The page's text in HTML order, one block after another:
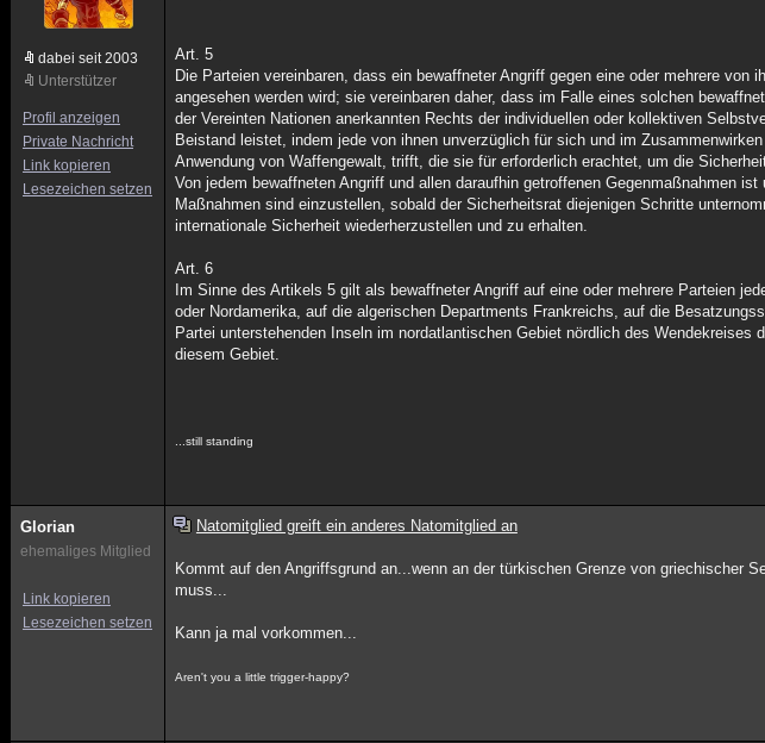
dabei seit 2003
Unterstützer
Profil anzeigen
Private Nachricht
Link kopieren
Lesezeichen setzen
Art. 5
Die Parteien vereinbaren, dass ein bewaffneter Angriff gegen eine oder mehrere von
angesehen werden wird; sie vereinbaren daher, dass im Falle eines solchen
der Vereinten Nationen anerkannten Rechts der individuellen oder kollektiven
Beistand leistet, indem jede von ihnen unverzüglich für sich und im
Anwendung von Waffengewalt, trifft, die sie für erforderlich erachtet, um die
Von jedem bewaffneten Angriff und allen daraufhin getroffenen Gegenmaßnahmen
Maßnahmen sind einzustellen, sobald der Sicherheitsrat diejenigen Schritte
internationale Sicherheit wiederherzustellen und zu erhalten.
Art. 6
Im Sinne des Artikels 5 gilt als bewaffneter Angriff auf eine oder mehrere Parteien
oder Nordamerika, auf die algerischen Departments Frankreichs, auf die
Partei unterstehenden Inseln im nordatlantischen Gebiet nördlich des
diesem Gebiet.
...still standing
Glorian
ehemaliges Mitglied
Link kopieren
Lesezeichen setzen
Natomitglied greift ein anderes Natomitglied an
Kommt auf den Angriffsgrund an...wenn an der türkischen Grenze von griechischer
muss...
Kann ja mal vorkommen...
Aren't you a little trigger-happy?